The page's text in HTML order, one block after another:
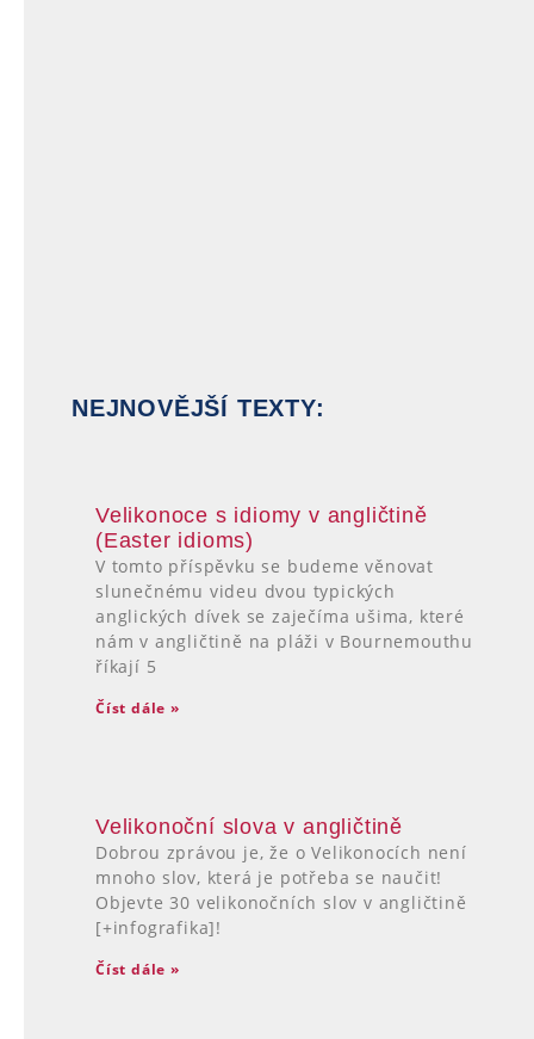
NEJNOVĚJŠÍ TEXTY:
Velikonoce s idiomy v angličtině
(Easter idioms)
V tomto příspěvku se budeme věnovat
slunečnému videu dvou typických
anglických dívek se zaječíma ušima, které
nám v angličtině na pláži v Bournemouthu
říkají 5
Číst dále »
Velikonoční slova v angličtině
Dobrou zprávou je, že o Velikonocích není
mnoho slov, která je potřeba se naučit!
Objevte 30 velikonočních slov v angličtině
[+infografika]!
Číst dále »